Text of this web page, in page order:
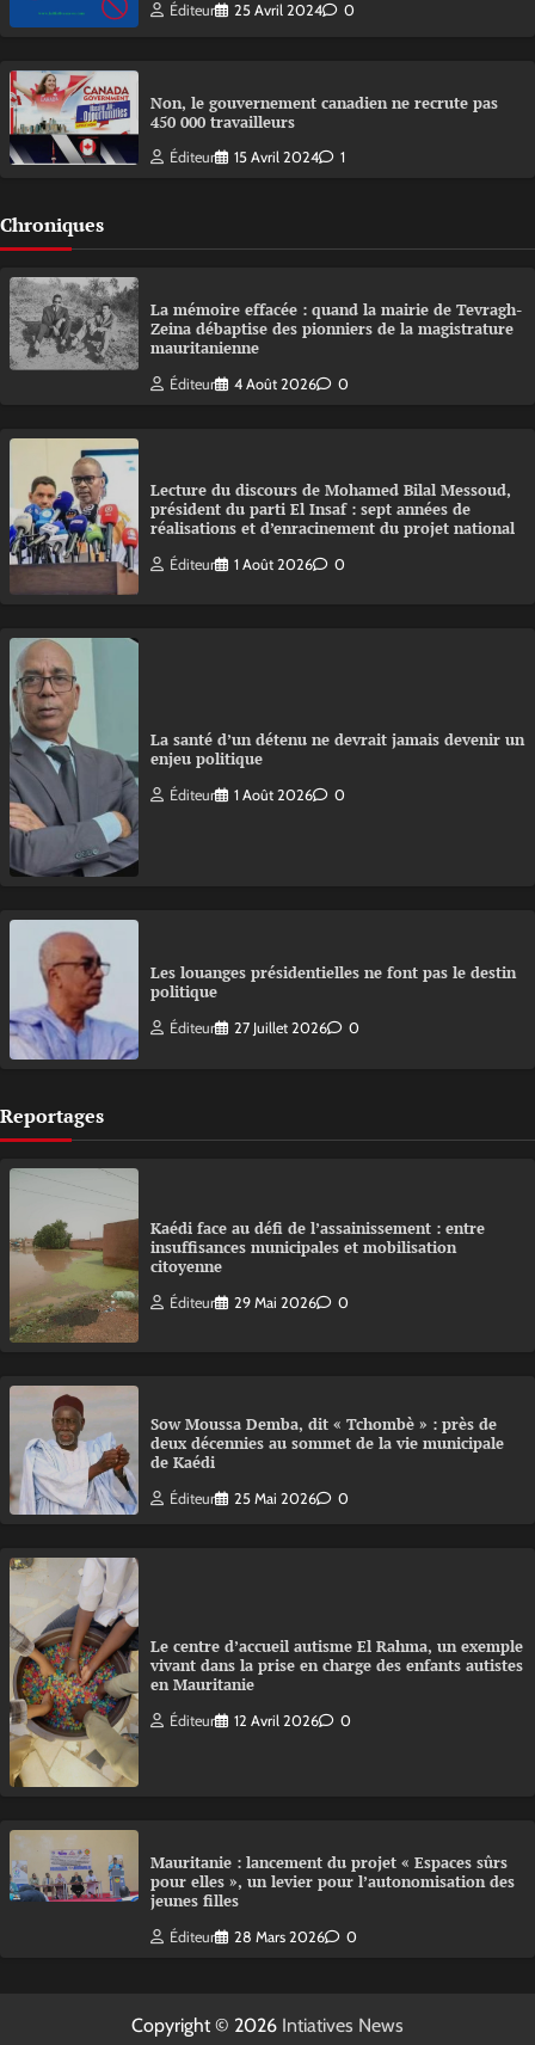
Éditeur 25 Avril 2024 0
Non, le gouvernement canadien ne recrute pas
450 000 travailleurs
Éditeur 15 Avril 2024 1
Chroniques
La mémoire effacée : quand la mairie de Tevragh-
Zeina débaptise des pionniers de la magistrature
mauritanienne
Éditeur 4 Août 2026 0
Lecture du discours de Mohamed Bilal Messoud,
président du parti El Insaf : sept années de
réalisations et d’enracinement du projet national
Éditeur 1 Août 2026 0
La santé d’un détenu ne devrait jamais devenir un
enjeu politique
Éditeur 1 Août 2026 0
Les louanges présidentielles ne font pas le destin
politique
Éditeur 27 Juillet 2026 0
Reportages
Kaédi face au défi de l’assainissement : entre
insuffisances municipales et mobilisation
citoyenne
Éditeur 29 Mai 2026 0
Sow Moussa Demba, dit « Tchombè » : près de
deux décennies au sommet de la vie municipale
de Kaédi
Éditeur 25 Mai 2026 0
Le centre d’accueil autisme El Rahma, un exemple
vivant dans la prise en charge des enfants autistes
en Mauritanie
Éditeur 12 Avril 2026 0
Mauritanie : lancement du projet « Espaces sûrs
pour elles », un levier pour l’autonomisation des
jeunes filles
Éditeur 28 Mars 2026 0
Copyright © 2026 Intiatives News